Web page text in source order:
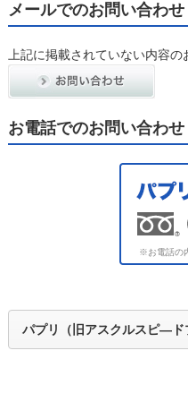
メールでのお問い合わせ
上記に掲載されていない内容
お電話でのお問い合わせ
※お電話の
パプリ（旧アスクルスピ―ド